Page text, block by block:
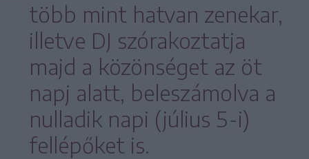
több mint hatvan zenekar,
illetve DJ szórakoztatja
majd a közönséget az öt
napj alatt, beleszámolva a
nulladik napi (július 5-i)
fellépőket is.